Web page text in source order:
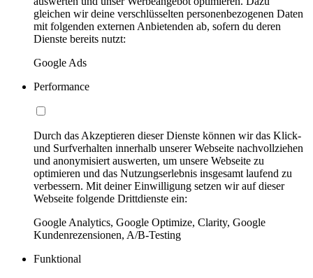
gleichen wir deine verschlüsselten personenbezogenen Daten
mit folgenden externen Anbietenden ab, sofern du deren
Dienste bereits nutzt:
Google Ads
Performance
Durch das Akzeptieren dieser Dienste können wir das Klick-
und Surfverhalten innerhalb unserer Webseite nachvollziehen
und anonymisiert auswerten, um unsere Webseite zu
optimieren und das Nutzungserlebnis insgesamt laufend zu
verbessern. Mit deiner Einwilligung setzen wir auf dieser
Webseite folgende Drittdienste ein:
Google Analytics, Google Optimize, Clarity, Google
Kundenrezensionen, A/B-Testing
Funktional